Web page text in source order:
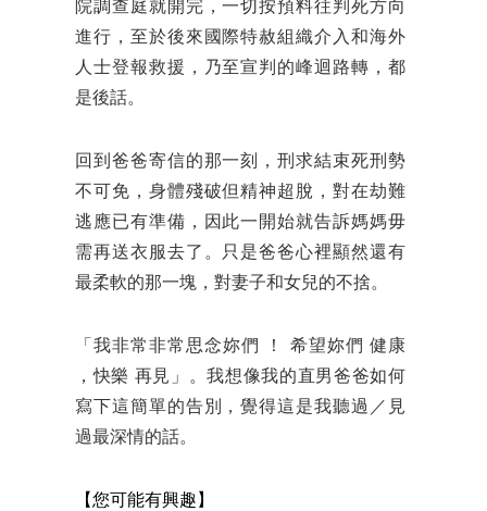
院調查庭就開完，一切按預料往判死方向
進行，至於後來國際特赦組織介入和海外
人士登報救援，乃至宣判的峰迴路轉，都
是後話。
回到爸爸寄信的那一刻，刑求結束死刑勢
不可免，身體殘破但精神超脫，對在劫難
逃應已有準備，因此一開始就告訴媽媽毋
需再送衣服去了。只是爸爸心裡顯然還有
最柔軟的那一塊，對妻子和女兒的不捨。
「我非常非常思念妳們 ！ 希望妳們 健康
，快樂 再見」。我想像我的直男爸爸如何
寫下這簡單的告別，覺得這是我聽過／見
過最深情的話。
【您可能有興趣】